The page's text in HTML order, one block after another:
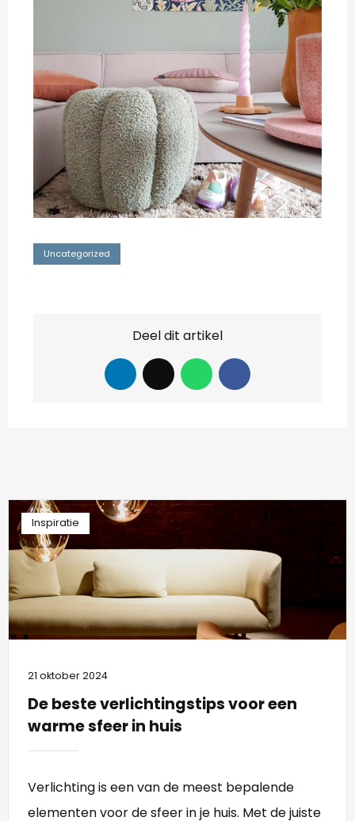
Uncategorized
Deel dit artikel
Inspiratie
21 oktober 2024
De beste verlichtingstips voor een
warme sfeer in huis
Verlichting is een van de meest bepalende
elementen voor de sfeer in je huis. Met de juiste